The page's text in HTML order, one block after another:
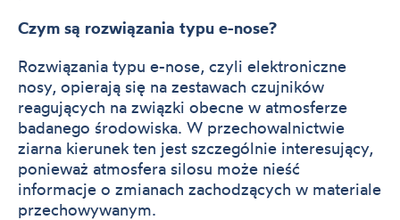
Czym są rozwiązania typu e-nose?
Rozwiązania typu e-nose, czyli elektroniczne
nosy, opierają się na zestawach czujników
reagujących na związki obecne w atmosferze
badanego środowiska. W przechowalnictwie
ziarna kierunek ten jest szczególnie interesujący,
ponieważ atmosfera silosu może nieść
informacje o zmianach zachodzących w materiale
przechowywanym.